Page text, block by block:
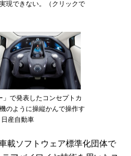
現できない。（クリックで
で発表したコンセプトカ
のように操縦かんで操作す
産自動車
載ソフトウェア標準化団体で